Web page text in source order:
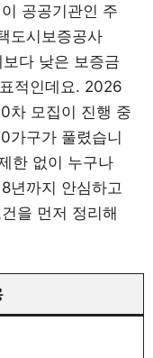
공공기관인 주
도시보증공사
다 낮은 보증금
적인데요. 2026
차 모집이 진행 중
가구가 풀렸습니
한 없이 누구나
년까지 안심하고
을 먼저 정리해